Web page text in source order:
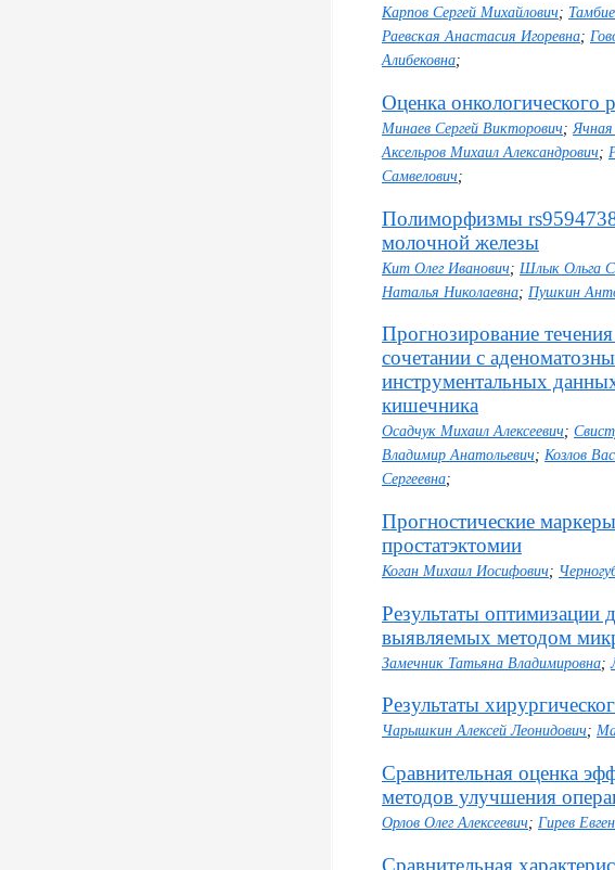
Карпов Сергей Михайлович;
Раевская Анастасия Игоревна;
Алибековна;
Оценка онкологического
Минаев Сергей Викторович;Ячная
Аксельров Михаил Александрович;
Самвелович;
Полиморфизмы rs9594738
молочной железы
Кит Олег Иванович ; Шлык Ольга
Наталья Николаевна; Пушкин
Прогнозирование
сочетании с
инструментальных
кишечника
Осадчук Михаил Алексеевич;
Владимир Анатольевич; Козлов
Сергеевна;
Прогностические
простатэктомии
Коган Михаил Иосифович;
Результаты оптимизации
выявляемых методом
Замечник Татьяна Владимировна;
Результаты
Чарышкин Алексей Леонидович;
Сравнительная оценка
методов улучшения
Орлов Олег Алексеевич; Гирев
Сравнительная